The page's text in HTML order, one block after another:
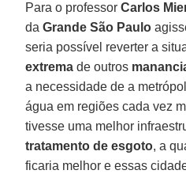
Para o professorCarlos
daGrande São Paulo
seria possível reverter a
extrema de outros
a necessidade de a
água em regiões cada vez
tivesse uma melhor
tratamento de esgoto, a
ficaria melhor e essas